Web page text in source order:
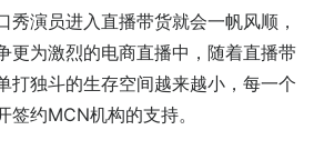
秀演员进入直播带货就会一帆风顺，
更为激烈的电商直播中，随着直播带
打独斗的生存空间越来越小，每一个
签约MCN机构的支持。